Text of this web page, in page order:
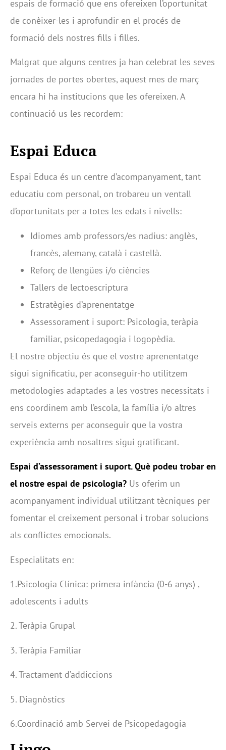
espais de formació que ens ofereixen l’oportunitat
de conèixer-les i aprofundir en el procés de
formació dels nostres fills i filles.
Malgrat que alguns centres ja han celebrat les seves
jornades de portes obertes, aquest mes de març
encara hi ha institucions que les ofereixen. A
continuació us les recordem:
Espai Educa
Espai Educa és un centre d’acompanyament, tant
educatiu com personal, on trobareu un ventall
d’oportunitats per a totes les edats i nivells:
Idiomes amb professors/es nadius: anglès,
francès, alemany, català i castellà.
Reforç de llengües i/o ciències
Tallers de lectoescriptura
Estratègies d’aprenentatge
Assessorament i suport: Psicologia, teràpia
familiar, psicopedagogia i logopèdia.
El nostre objectiu és que el vostre aprenentatge
sigui significatiu, per aconseguir-ho utilitzem
metodologies adaptades a les vostres necessitats i
ens coordinem amb l’escola, la família i/o altres
serveis externs per aconseguir que la vostra
experiència amb nosaltres sigui gratificant.
Espai d’assessorament i suport. Què podeu trobar en
el nostre espai de psicologia? Us oferim un
acompanyament individual utilitzant tècniques per
fomentar el creixement personal i trobar solucions
als conflictes emocionals.
Especialitats en:
1.Psicologia Clínica: primera infància (0-6 anys) ,
adolescents i adults
2. Teràpia Grupal
3. Teràpia Familiar
4. Tractament d’addiccions
5. Diagnòstics
6.Coordinació amb Servei de Psicopedagogia